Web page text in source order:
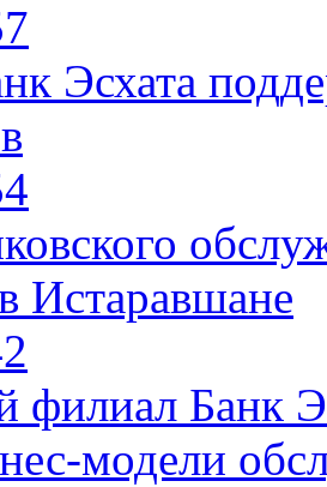
Эсхата
Истаравшане
филиал Банк
модели